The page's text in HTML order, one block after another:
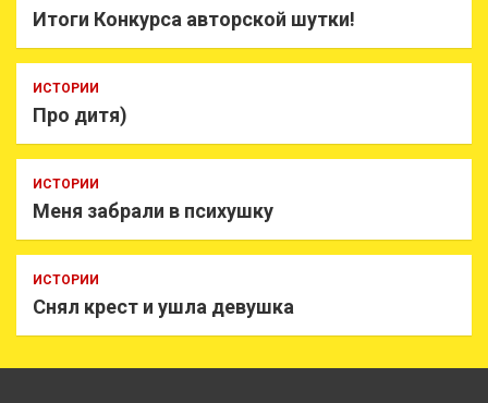
Итоги Конкурса авторской шутки!
ИСТОРИИ
Про дитя)
ИСТОРИИ
Меня забрали в психушку
ИСТОРИИ
Снял крест и ушла девушка